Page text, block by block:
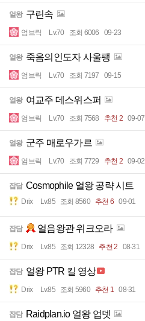
얼왕 구린속
엄브릭 Lv.70 조회 6006 09-23
얼왕 죽음의인도자 사울팽
엄브릭 Lv.70 조회 7197 09-15
얼왕 여교주 데스위스퍼
엄브릭 Lv.70 조회 7568 추천 2 09-07
얼왕 군주 매로우가르
엄브릭 Lv.70 조회 7729 추천 2 09-02
잡담 Cosmophile 얼왕 공략 시트
Drix Lv.85 조회 8560 추천 6 09-01
잡담 얼음왕관 위크오라
Drix Lv.85 조회 12328 추천 2 08-31
잡담 얼왕 PTR 킬 영상
Drix Lv.85 조회 5960 추천 1 08-31
잡담 Raidplan.io 얼왕 업뎃